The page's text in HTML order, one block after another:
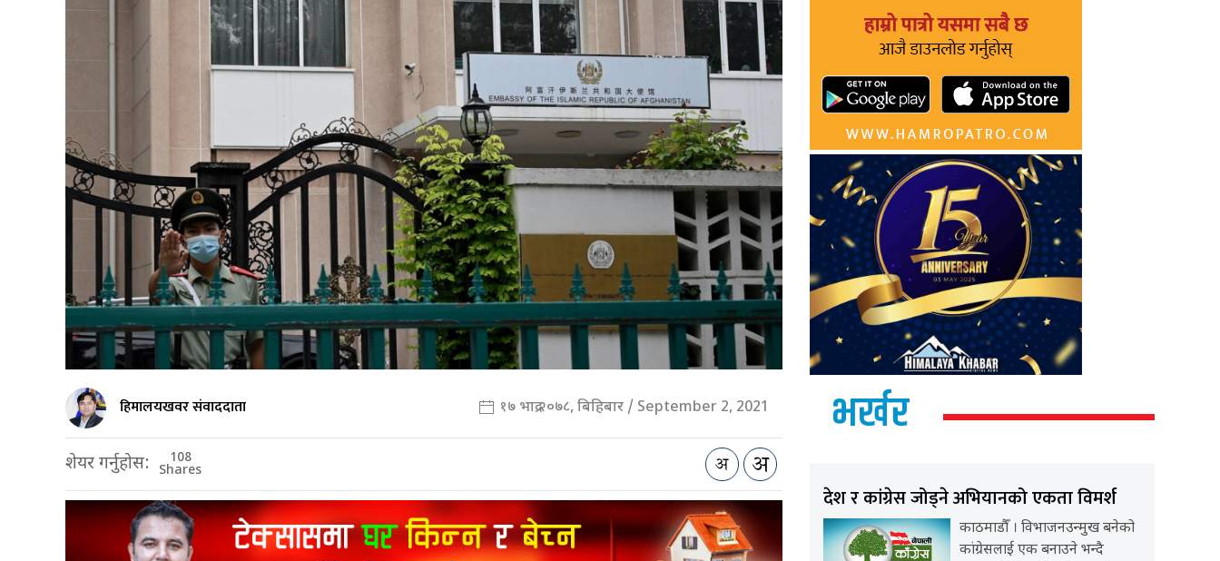
हिमालयखवर संवाददाता १७ भाद्र २०७८, बिहिबार / September 2, 2021
शेयर गर्नुहोस: 108
Shares
भर्खर
देश र कांग्रेस जोड्ने अभियानको एकता विमर्श
काठमाडौँ । विभाजनउन्मुख बनेको
कांग्रेसलाई एक बनाउने भन्दै